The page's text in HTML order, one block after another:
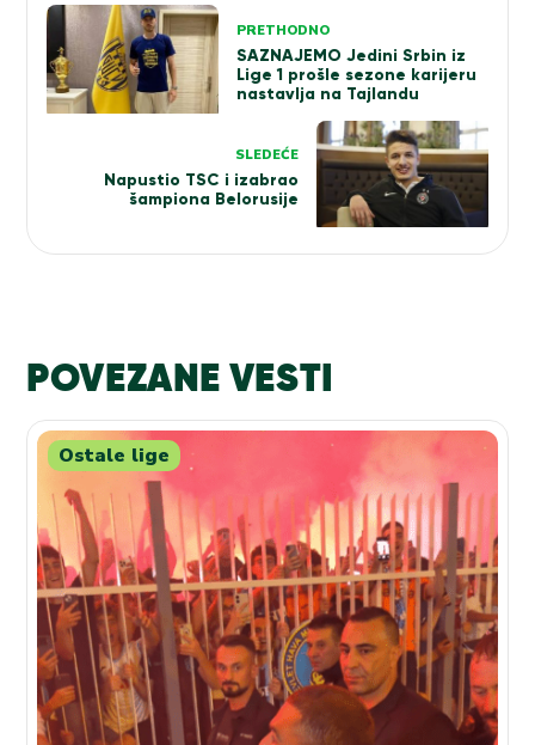
Kretanje
članka
PRETHODNO
SAZNAJEMO Jedini Srbin iz
Lige 1 prošle sezone karijeru
nastavlja na Tajlandu
SLEDEĆE
Napustio TSC i izabrao
šampiona Belorusije
POVEZANE VESTI
Ostale lige